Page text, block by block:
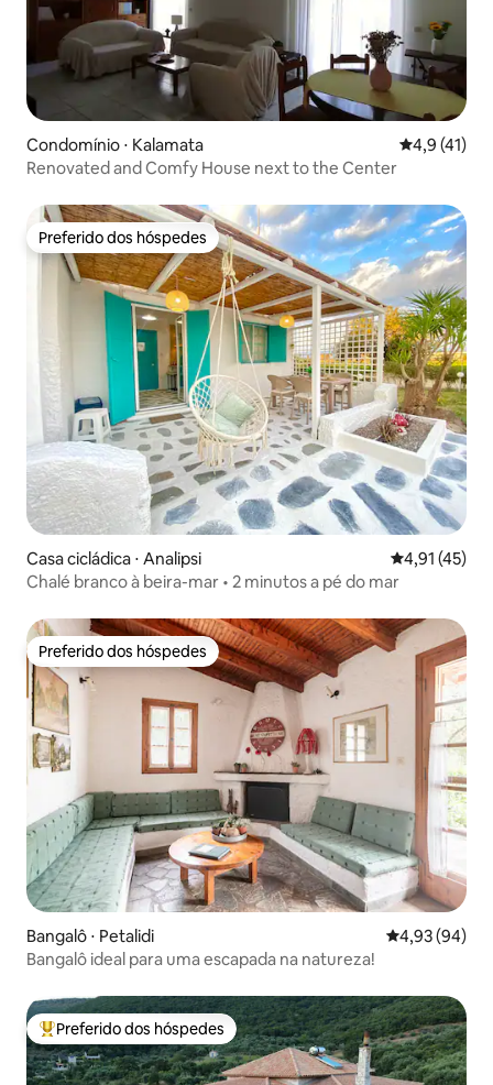
Condomínio ⋅ Kalamata 4,9 de uma
4,9 (41)
Renovated and Comfy House next to the Center
Preferido dos hóspedes
Preferido dos hóspedes
Casa cicládica ⋅ Analipsi 4,91 de uma
4,91 (45)
Chalé branco à beira-mar • 2 minutos a pé do mar
Preferido dos hóspedes
Preferido dos hóspedes
Bangalô ⋅ Petalidi 4,93 de uma
4,93 (94)
Bangalô ideal para uma escapada na natureza!
Entre os melhores preferidos dos hóspedes
Preferido dos hóspedes